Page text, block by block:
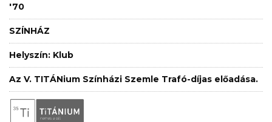
'70
SZÍNHÁZ
Helyszín: Klub
Az V. TITÁNium Színházi Szemle Trafó-díjas előadása.